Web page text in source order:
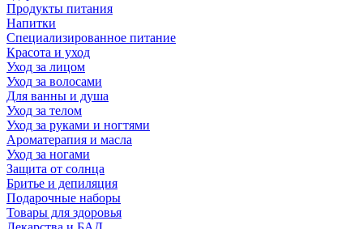
Продукты питания
Напитки
Специализированное питание
Красота и уход
Уход за лицом
Уход за волосами
Для ванны и душа
Уход за телом
Уход за руками и ногтями
Ароматерапия и масла
Уход за ногами
Защита от солнца
Бритье и депиляция
Подарочные наборы
Товары для здоровья